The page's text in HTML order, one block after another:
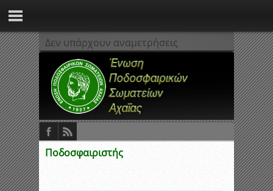
Δεν υπάρχουν αναμετρήσεις
Ποδοσφαιριστής